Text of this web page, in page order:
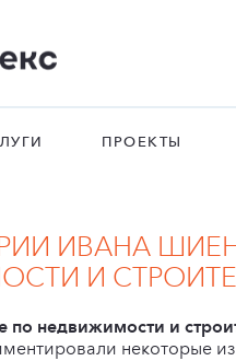
ПРОЕКТЫ
ИВАНА
И
по недвижимости и
некоторые из